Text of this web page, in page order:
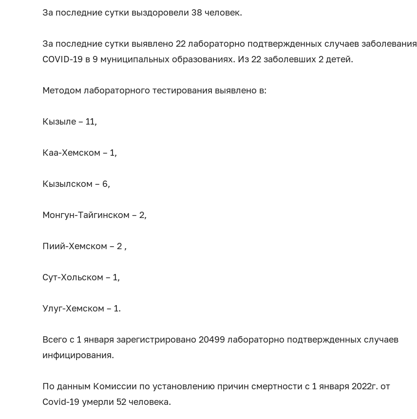
За последние сутки выздоровели 38 человек.
За последние сутки выявлено 22 лабораторно подтвержденных случаев заболевания
COVID-19 в 9 муниципальных образованиях. Из 22 заболевших 2 детей.
Методом лабораторного тестирования выявлено в:
Кызыле – 11,
Каа-Хемском – 1,
Кызылском – 6,
Монгун-Тайгинском – 2,
Пиий-Хемском – 2 ,
Сут-Хольском – 1,
Улуг-Хемском – 1.
Всего с 1 января зарегистрировано 20499 лабораторно подтвержденных случаев
инфицирования.
По данным Комиссии по установлению причин смертности с 1 января 2022г. от
Covid-19 умерли 52 человека.